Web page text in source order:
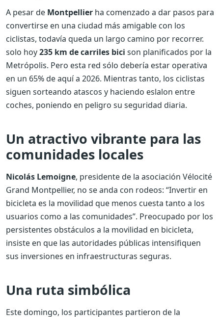
A pesar de Montpellier ha comenzado a dar pasos para
convertirse en una ciudad más amigable con los
ciclistas, todavía queda un largo camino por recorrer.
solo hoy235 km de carriles bici son planificados por la
Metrópolis. Pero esta red sólo debería estar operativa
en un 65% de aquí a 2026. Mientras tanto, los ciclistas
siguen sorteando atascos y haciendo eslalon entre
coches, poniendo en peligro su seguridad diaria.
Un atractivo vibrante para las
comunidades locales
Nicolás Lemoigne, presidente de la asociación Vélocité
Grand Montpellier, no se anda con rodeos: “Invertir en
bicicleta es la movilidad que menos cuesta tanto a los
usuarios como a las comunidades”. Preocupado por los
persistentes obstáculos a la movilidad en bicicleta,
insiste en que las autoridades públicas intensifiquen
sus inversiones en infraestructuras seguras.
Una ruta simbólica
Este domingo, los participantes partieron de la